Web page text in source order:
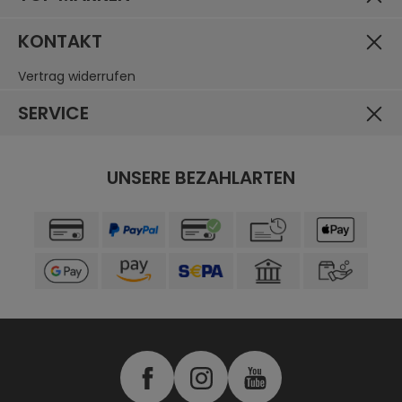
KONTAKT
Vertrag widerrufen
SERVICE
UNSERE BEZAHLARTEN